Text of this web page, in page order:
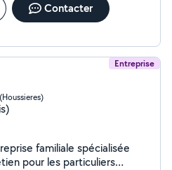
Contacter
Entreprise
familiale spécialisée
pour les particuliers